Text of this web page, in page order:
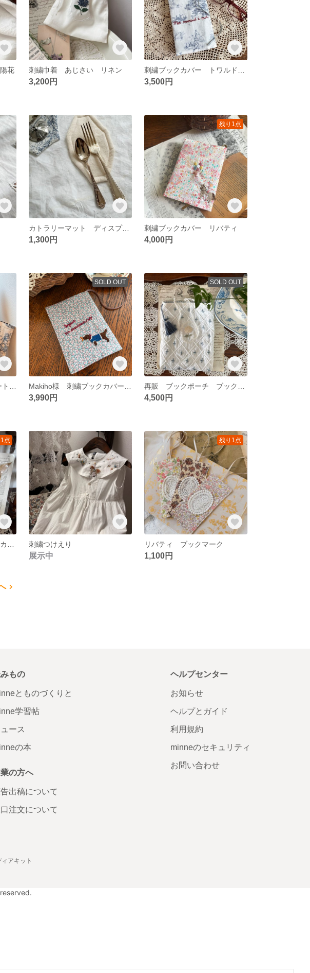
花 刺繍巾着 あじさい リネン
3,200円 3,500円
カトラリーマット ディスプレイマット
1,300円
残り1点
刺繍ブックカバー リバティ
4,000円
SOLD OUT
3,990円
SOLD OUT
4,500円
点
刺繍つけえり
展示中
残り1点
リバティ ブックマーク
1,100円
もの
とものづくりと
学習帖
ース
の本
の方へ
出稿について
注文について
ヘルプセンター
お知らせ
ヘルプとガイド
利用規約
minneのセキュリティ
お問い合わせ
ィアキット